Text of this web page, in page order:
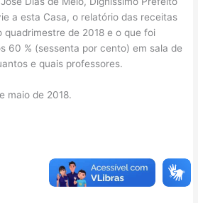
a esta Casa, o relatório das receitas
quadrimestre de 2018 e o que foi
60 % (sessenta por cento) em sala de
e quais professores.
maio de 2018.